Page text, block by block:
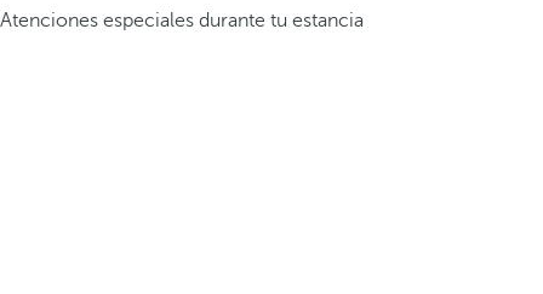
Atenciones especiales durante tu estancia